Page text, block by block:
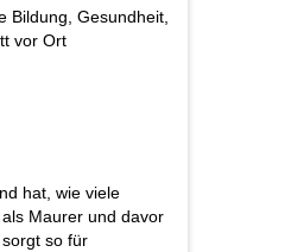
Bildung, Gesundheit,
vor Ort
hat, wie viele
Maurer und davor
so für